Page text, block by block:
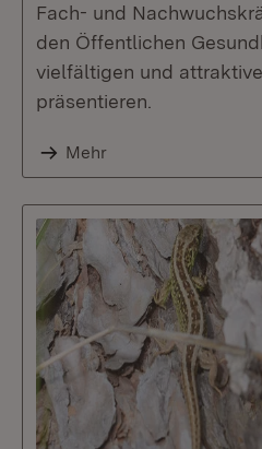
Fach- und
den Öffentlichen
vielfältigen und
präsentieren.
Mehr